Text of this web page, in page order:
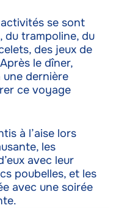
se sont
du trampoline, du
des jeux de
le dîner,
dernière
ce voyage
à l’aise lors
les
avec leur
poubelles, et les
avec une soirée